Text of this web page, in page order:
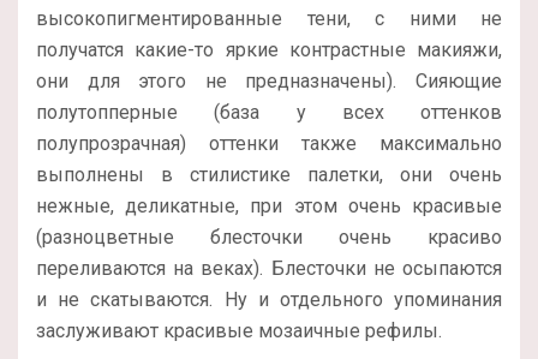
высокопигментированные тени, с ними не
получатся какие-то яркие контрастные макияжи,
они для этого не предназначены). Сияющие
полутопперные (база у всех оттенков
полупрозрачная) оттенки также максимально
выполнены в стилистике палетки, они очень
нежные, деликатные, при этом очень красивые
(разноцветные блесточки очень красиво
переливаются на веках). Блесточки не осыпаются
и не скатываются. Ну и отдельного упоминания
заслуживают красивые мозаичные рефилы.